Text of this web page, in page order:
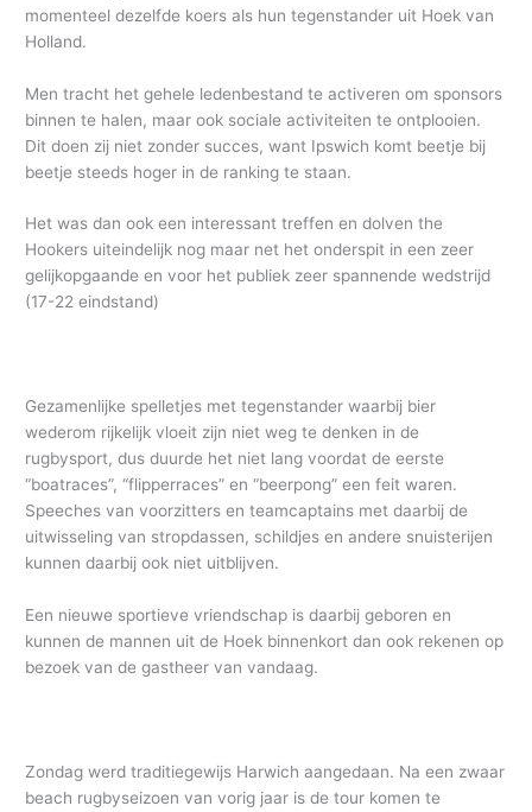
momenteel dezelfde koers als hun tegenstander uit Hoek van
Holland.
Men tracht het gehele ledenbestand te activeren om sponsors
binnen te halen, maar ook sociale activiteiten te ontplooien.
Dit doen zij niet zonder succes, want Ipswich komt beetje bij
beetje steeds hoger in de ranking te staan.
Het was dan ook een interessant treffen en dolven the
Hookers uiteindelijk nog maar net het onderspit in een zeer
gelijkopgaande en voor het publiek zeer spannende wedstrijd
(17-22 eindstand)
Gezamenlijke spelletjes met tegenstander waarbij bier
wederom rijkelijk vloeit zijn niet weg te denken in de
rugbysport, dus duurde het niet lang voordat de eerste
“boatraces”, “flipperraces” en “beerpong” een feit waren.
Speeches van voorzitters en teamcaptains met daarbij de
uitwisseling van stropdassen, schildjes en andere snuisterijen
kunnen daarbij ook niet uitblijven.
Een nieuwe sportieve vriendschap is daarbij geboren en
kunnen de mannen uit de Hoek binnenkort dan ook rekenen op
bezoek van de gastheer van vandaag.
Zondag werd traditiegewijs Harwich aangedaan. Na een zwaar
beach rugbyseizoen van vorig jaar is de tour komen te